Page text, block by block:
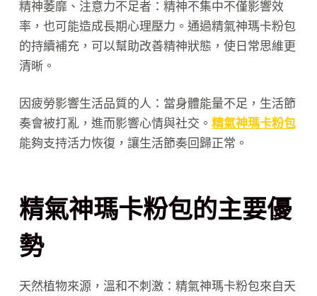
精神萎靡、注意力不足者：精神不集中不僅影響效
率，也可能造成長期心理壓力。通過精氣神瑪卡粉包
的持續補充，可以幫助改善精神狀態，使日常思維更
清晰。
因疲勞影響生活品質的人：當身體能量不足，生活節
奏會被打亂，進而影響心情與社交。 精氣神瑪卡粉包
能夠支持活力恢復，讓生活節奏回歸正常。
精氣神瑪卡粉包的主要優
勢
天然植物來源，溫和不刺激：精氣神瑪卡粉包來自天